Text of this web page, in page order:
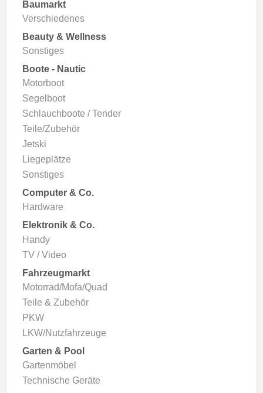
Baumarkt
Verschiedenes
Beauty & Wellness
Sonstiges
Boote - Nautic
Motorboot
Segelboot
Schlauchboote / Tender
Teile/Zubehör
Jetski
Liegeplätze
Sonstiges
Computer & Co.
Hardware
Elektronik & Co.
Handy
TV / Video
Fahrzeugmarkt
Motorrad/Mofa/Quad
Teile & Zubehör
PKW
LKW/Nutzfahrzeuge
Garten & Pool
Gartenmöbel
Technische Geräte